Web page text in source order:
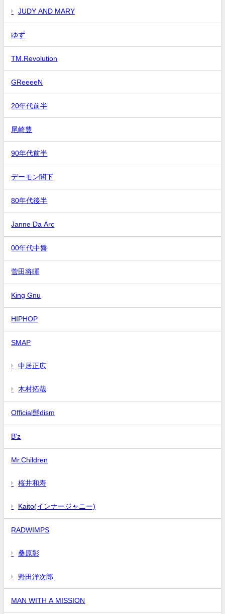
JUDY AND MARY
ゆず
TM.Revolution
GReeeeN
20年代前半
尾崎豊
90年代前半
デーモン閣下
80年代後半
Janne Da Arc
00年代中盤
菅田将暉
King Gnu
HIPHOP
SMAP
中居正広
木村拓哉
Official髭dism
B'z
Mr.Children
桜井和寿
Kaito(インナージャニー)
RADWIMPS
桑原彰
野田洋次郎
MAN WITH A MISSION